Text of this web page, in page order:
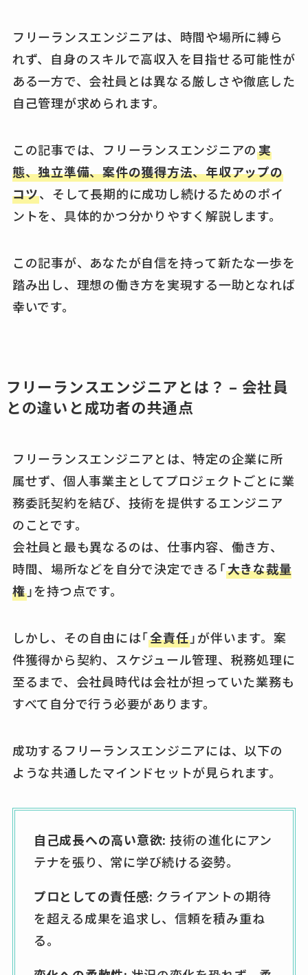
フリーランスエンジニアは、時間や場所に縛ら
れず、自身のスキルで高収入を目指せる可能性が
ある一方で、会社員とは異なる厳しさや徹底した
自己管理が求められます。
この記事では、フリーランスエンジニアの実
態、独立準備、案件の獲得方法、年収アップの
コツ、そして長期的に成功し続けるためのポイ
ントを、具体的かつ分かりやすく解説します。
この記事が、あなたが自信を持って新たな一歩を
踏み出し、理想の働き方を実現する一助となれば
幸いです。
フリーランスエンジニアとは？ – 会社員
との違いと成功者の共通点
フリーランスエンジニアとは、特定の企業に所
属せず、個人事業主としてプロジェクトごとに業
務委託契約を結び、技術を提供するエンジニア
のことです。
会社員と最も異なるのは、仕事内容、働き方、
時間、場所などを自分で決定できる「大きな裁量
権」を持つ点です。
しかし、その自由には「全責任 」が伴います。案
件獲得から契約、スケジュール管理、税務処理に
至るまで、会社員時代は会社が担っていた業務も
すべて自分で行う必要があります。
成功するフリーランスエンジニアには、以下の
ような共通したマインドセットが見られます。
自己成長への高い意欲: 技術の進化にアン
テナを張り、常に学び続ける姿勢。
プロとしての責任感: クライアントの期待
を超える成果を追求し、信頼を積み重ね
る。